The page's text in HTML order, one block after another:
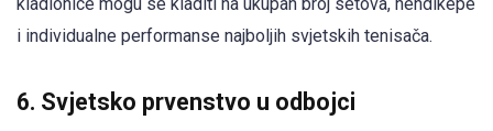
i individualne performanse najboljih svjetskih tenisača.
6. Svjetsko prvenstvo u odbojci